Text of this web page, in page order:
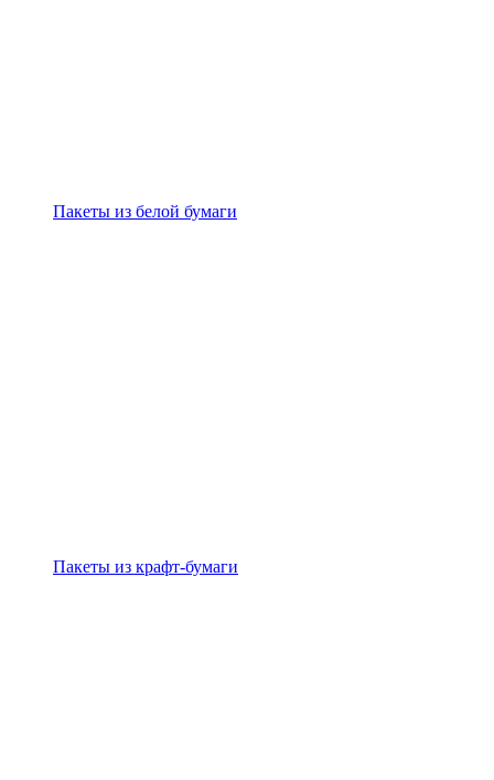
Пакеты из белой бумаги
Пакеты из крафт-бумаги